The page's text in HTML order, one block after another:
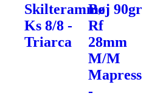
Skilteramme
Ks 8/8 -
Triarca
Bøj 90gr
Rf
28mm
M/M
Mapress
-